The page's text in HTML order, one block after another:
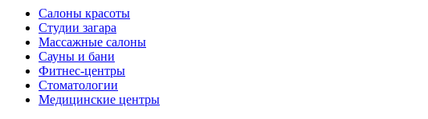
Салоны красоты
Студии загара
Массажные салоны
Сауны и бани
Фитнес-центры
Стоматологии
Медицинские центры